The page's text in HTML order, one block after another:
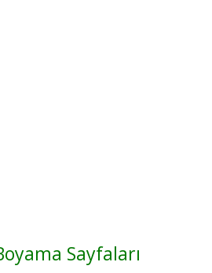
Sayfaları